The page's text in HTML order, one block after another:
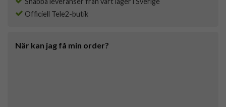
Officiell Tele2-butik
När kan jag få min order?